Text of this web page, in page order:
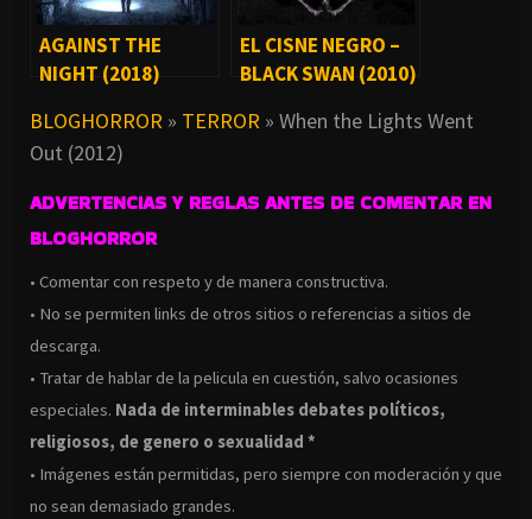
AGAINST THE
NIGHT (2018)
EL CISNE NEGRO –
BLACK SWAN (2010)
BLOGHORROR » TERROR » When the Lights Went
Out (2012)
ADVERTENCIAS Y REGLAS ANTES DE COMENTAR EN
BLOGHORROR
• Comentar con respeto y de manera constructiva.
• No se permiten links de otros sitios o referencias a sitios de
descarga.
• Tratar de hablar de la pelicula en cuestión, salvo ocasiones
especiales. Nada de interminables debates políticos,
religiosos, de genero o sexualidad *
• Imágenes están permitidas, pero siempre con moderación y que
no sean demasiado grandes.